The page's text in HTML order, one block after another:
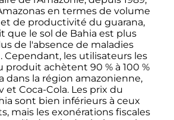
en termes de volume
de productivité du guarana,
que le sol de Bahia est plus
de l'absence de maladies
Cependant, les utilisateurs les
produit achètent 90 % à 100 %
dans la région amazonienne,
Coca-Cola. Les prix du
sont bien inférieurs à ceux
mais les exonérations fiscales